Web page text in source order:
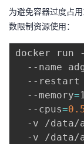
为避免容器过度占
数限制资源使用：
docker run
--name
--restart
  --memory
=
  --cpus
=
-v /
-v /